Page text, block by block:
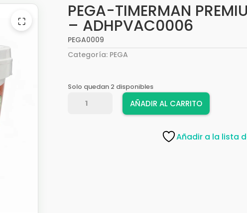
⛶ PEGA-TIMERMAN
– ADHPVAC0006
PEGA0009
Categoría: PEGA
Solo quedan 2 disponibles
TIMERMAN
AÑADIR AL CARRITO
Añadir a la lista